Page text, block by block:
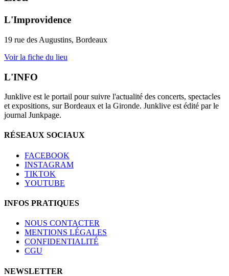
L'Improvidence
19 rue des Augustins, Bordeaux
Voir la fiche du lieu
L'INFO
Junklive est le portail pour suivre l'actualité des concerts, spectacles
et expositions, sur Bordeaux et la Gironde. Junklive est édité par le
journal Junkpage.
RÉSEAUX SOCIAUX
FACEBOOK
INSTAGRAM
TIKTOK
YOUTUBE
INFOS PRATIQUES
NOUS CONTACTER
MENTIONS LÉGALES
CONFIDENTIALITÉ
CGU
NEWSLETTER